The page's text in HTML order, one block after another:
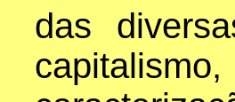
das